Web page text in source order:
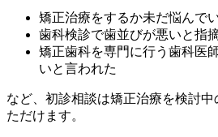
矯正治療をするか未だ悩んで
歯科検診で歯並びが悪いと指
矯正歯科を専門に行う歯科医
いと言われた
など、初診相談は矯正治療を検討
ただけます。